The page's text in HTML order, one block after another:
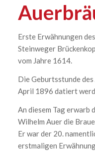
Erste Erwähnungen
Steinweger
vom Jahre 1614.
Die Geburtsstunde
April 1896 datiert
An diesem Tag
Wilhelm Auer die
Er war der 20.
erstmaligen